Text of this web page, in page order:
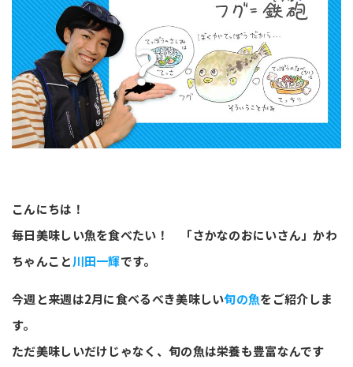
こんにちは！
毎日美味しい魚を食べたい！ 「さかなのおにいさん」かわ
ちゃんこと川田一輝です。
今週と来週は2月に食べるべき美味しい旬の魚をご紹介しま
す。
ただ美味しいだけじゃなく、旬の魚は栄養も豊富なんです